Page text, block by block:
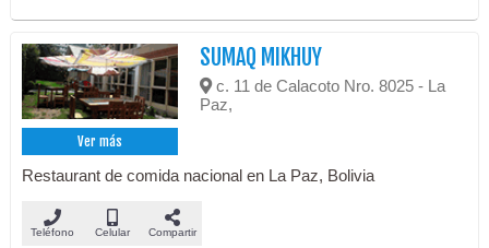
Ver más
SUMAQ MIKHUY
c. 11 de Calacoto Nro. 8025 - La
Paz,
Restaurant de comida nacional en La Paz, Bolivia
Teléfono Celular Compartir